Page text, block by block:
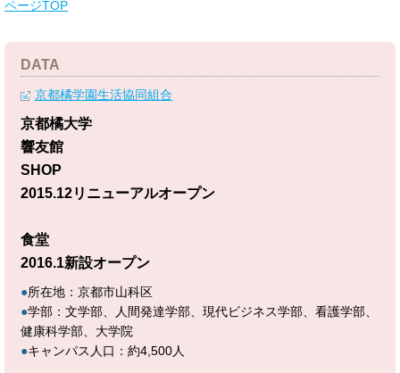
ページTOP
DATA
京都橘学園生活協同組合
京都橘大学
響友館
SHOP
2015.12リニューアルオープン
食堂
2016.1新設オープン
●所在地：京都市山科区
●学部：文学部、人間発達学部、現代ビジネス学部、看護学部、
健康科学部、大学院
●キャンパス人口：約4,500人